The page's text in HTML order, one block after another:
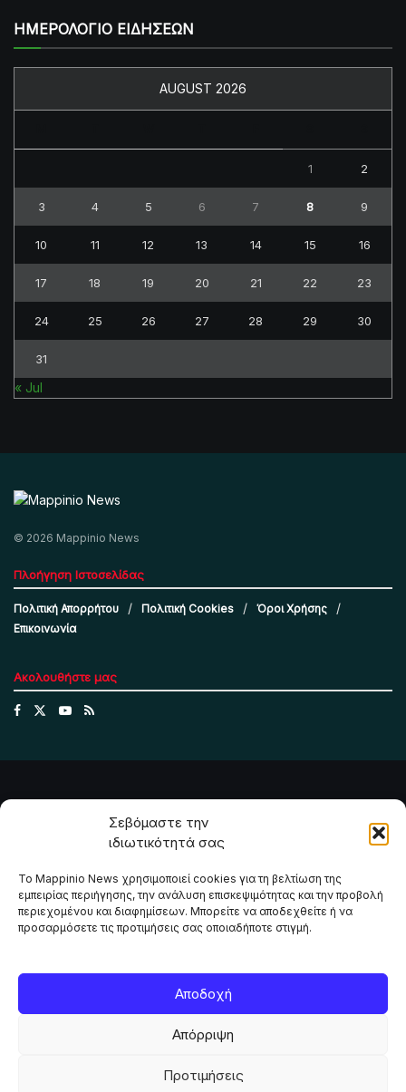
Σεβόμαστε την
ιδιωτικότητά σας
Το Mappinio News χρησιμοποιεί cookies για τη βελτίωση της
εμπειρίας περιήγησης, την ανάλυση επισκεψιμότητας και την προβολή
περιεχομένου και διαφημίσεων. Μπορείτε να αποδεχθείτε ή να
προσαρμόσετε τις προτιμήσεις σας οποιαδήποτε στιγμή.
Αποδοχή
Απόρριψη
Προτιμήσεις
ΗΜΕΡΟΛΟΓΙΟ ΕΙΔΗΣΕΩΝ
AUGUST 2026
1 2
3 4 5 6 7 8 9
10 11 12 13 14 15 16
17 18 19 20 21 22 23
24 25 26 27 28 29 30
31
« Jul
© 2026 Mappinio News
Πλοήγηση Ιστοσελίδας
Πολιτική Απορρήτου Πολιτική Cookies
Όροι Χρήσης
Επικοινωνία
Ακολουθήστε μας
Το Mappinio.net χρησιμοποιεί cookies για τη σωστή
λειτουργία της ιστοσελίδας, την ανάλυση επισκεψιμότητας
και την προβολή εξατομικευμένου περιεχομένου. Πατώντας
αλλάξετε τις προτιμήσεις σας οποιαδήποτε στιγμή.